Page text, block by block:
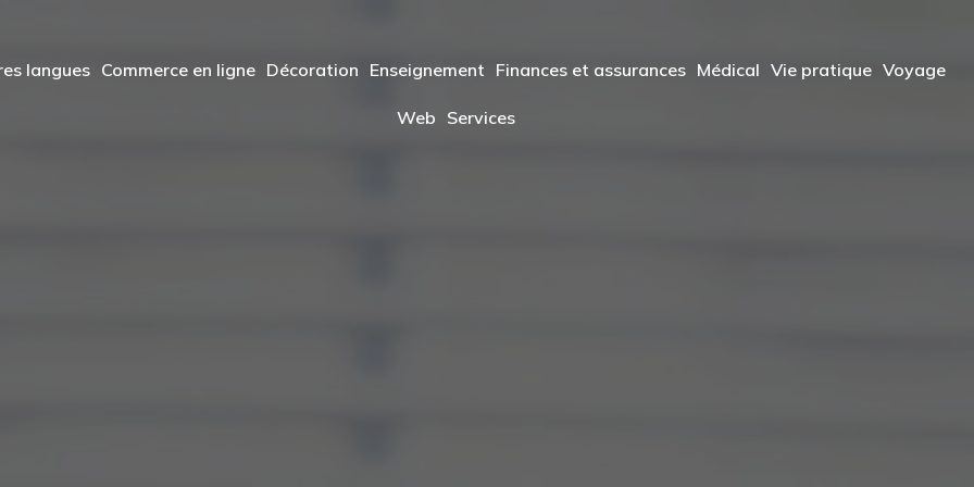
langues Commerce en ligne Décoration Enseignement Finances et assurances Médical Vie pratique Voyage
Web Services